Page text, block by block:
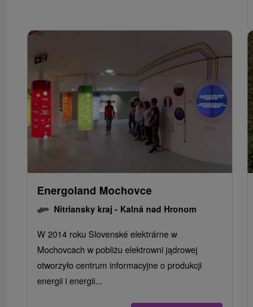
Energoland Mochovce
Nitriansky kraj - Kalná nad Hronom
W 2014 roku Slovenské elektrárne w
Mochovcach w pobliżu elektrowni jądrowej
otworzyło centrum informacyjne o produkcji
energii i energii...